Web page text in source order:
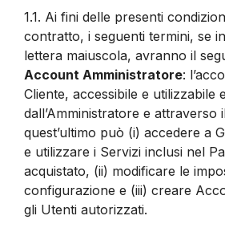
1.1. Ai fini delle presenti
contratto, i seguenti termini, se
lettera maiuscola, avranno il
Account Amministratore:
Cliente, accessibile e utilizzabile
dall’Amministratore e attraverso
quest’ultimo può (i) accedere a
e utilizzare i Servizi inclusi nel
acquistato, (ii) modificare le
configurazione e (iii) creare
gli Utenti autorizzati.